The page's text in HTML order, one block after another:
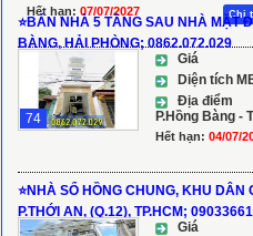
Hết hạn: 07/07/2027 Chi
⭐️BÁN NHÀ 5 TẦNG SAU NHÀ MẶT
BÀNG, HẢI PHÒNG; 0862.072.029
74
Giá
Diện tích
Địa điểm
P.Hồng Bàng -
Hết hạn: 04/07/
⭐️NHÀ SỔ HỒNG CHUNG, KHU DÂN
P.THỚI AN, (Q.12), TP.HCM;
Giá